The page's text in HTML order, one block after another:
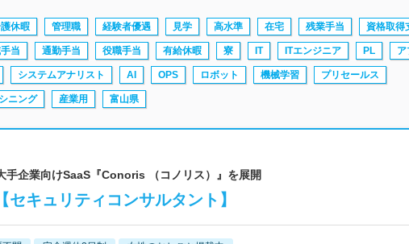
休暇 管理職 経験者優遇 見学 高水準 在宅 残業手当 資格取得
当 通勤手当 役職手当 有給休暇 寮 IT ITエンジニア PL ア
システムアナリスト AI OPS ロボット 機械学習 プリセールス
ニング 産業用 富山県
企業向けSaaS『Conoris （コノリス）』を展開
キュリティコンサルタント】